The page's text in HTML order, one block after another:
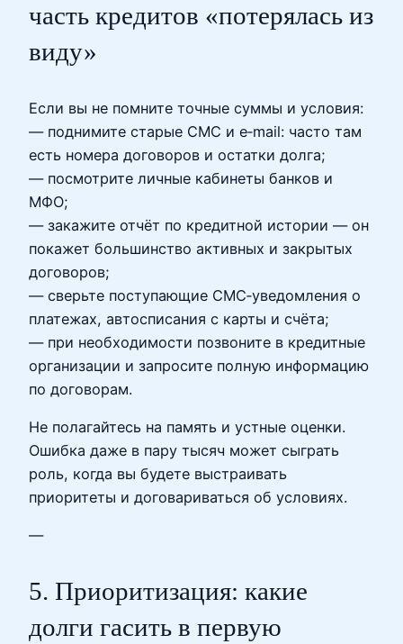
часть кредитов «потерялась из
виду»
Если вы не помните точные суммы и условия:
— поднимите старые СМС и e‑mail: часто там
есть номера договоров и остатки долга;
— посмотрите личные кабинеты банков и
МФО;
— закажите отчёт по кредитной истории — он
покажет большинство активных и закрытых
договоров;
— сверьте поступающие СМС‑уведомления о
платежах, автосписания с карты и счёта;
— при необходимости позвоните в кредитные
организации и запросите полную информацию
по договорам.
Не полагайтесь на память и устные оценки.
Ошибка даже в пару тысяч может сыграть
роль, когда вы будете выстраивать
приоритеты и договариваться об условиях.
—
5. Приоритизация: какие
долги гасить в первую